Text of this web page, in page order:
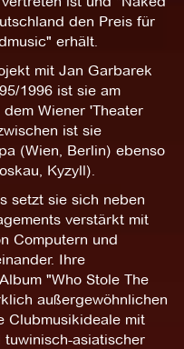
den Preis für
erhält.
mit Jan Garbarek
1996 ist sie am
Wiener 'Theater
ist sie
(Wien, Berlin) ebenso
Kyzyll).
setzt sie sich neben
verstärkt mit
Computern und
Ihre
"Who Stole The
außergewöhnlichen
Clubmusikideale mit
tuwinisch-asiatischer